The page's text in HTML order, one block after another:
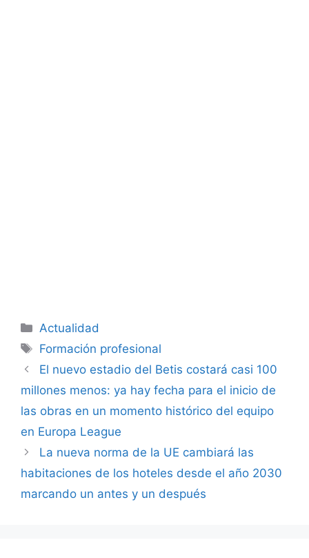
Categorías
Actualidad
Etiquetas
Formación profesional
El nuevo estadio del Betis costará casi 100
millones menos: ya hay fecha para el inicio de
las obras en un momento histórico del equipo
en Europa League
La nueva norma de la UE cambiará las
habitaciones de los hoteles desde el año 2030
marcando un antes y un después